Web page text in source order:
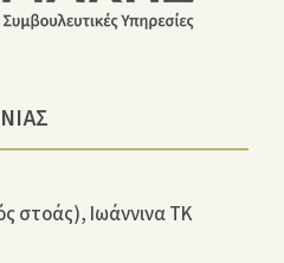
στοάς), Ιωάννινα ΤΚ